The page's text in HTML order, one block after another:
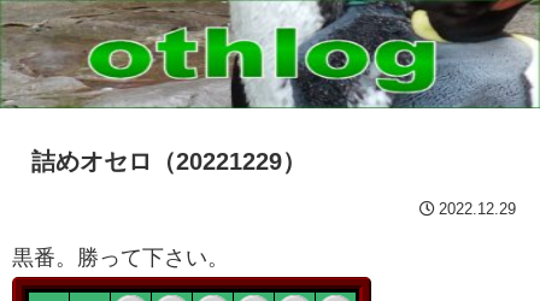
詰めオセロ（20221229）
2022.12.29
黒番。勝って下さい。